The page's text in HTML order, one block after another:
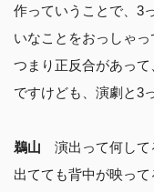
作っていうことで、3
いなことをおっしゃっ
つまり正反合があっ
ですけども、演劇と3
鵜山 演出って何して
出てても背中が映って